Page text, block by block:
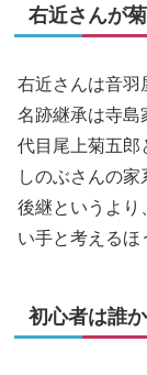
右近さんが
右近さんは音羽
名跡継承は寺島
代目尾上菊五郎
しのぶさんの
後継というより
い手と考えるほ
初心者は誰